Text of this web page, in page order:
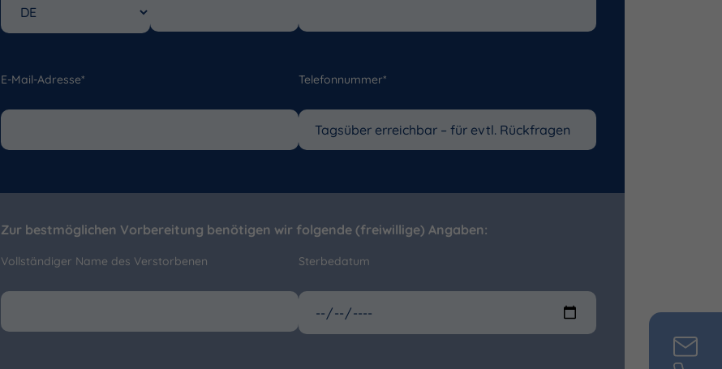
E-Mail-Adresse* Telefonnummer*
Zur bestmöglichen Vorbereitung benötigen wir folgende (freiwillige) Angaben:
Vollständiger Name des Verstorbenen Sterbedatum